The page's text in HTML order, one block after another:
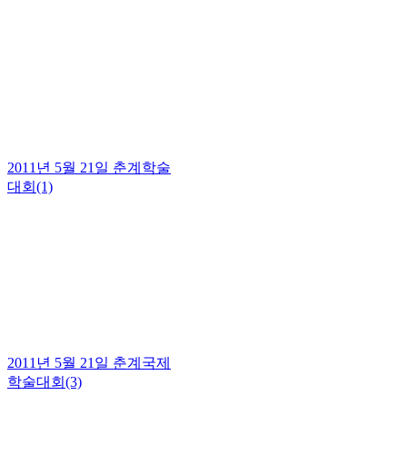
2011년 5월 21일 춘계학술
대회(1)
2011년 5월 21일 춘계국제
학술대회(3)